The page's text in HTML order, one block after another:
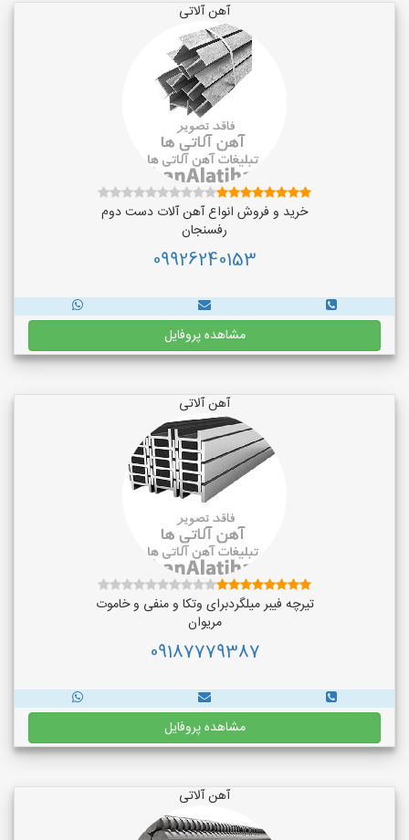
آهن آلاتی
خرید و فروش انواع آهن آلات دست دوم
رفسنجان
09926240153
مشاهده پروفایل
آهن آلاتی
تیرچه فیبر میلگردبرای وتکا و منفی و خاموت
مریوان
09187779387
مشاهده پروفایل
آهن آلاتی